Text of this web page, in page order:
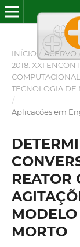
INÍCIO / ACERVO
2018: XXI
TECNOLOGIA DE
/
Aplicações em
REATOR
MORTO